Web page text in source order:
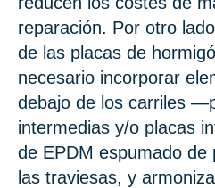
reparación. Por otro
de las placas de
necesario incorporar
debajo de los carriles
intermedias y/o placas
de EPDM espumado
las traviesas, y